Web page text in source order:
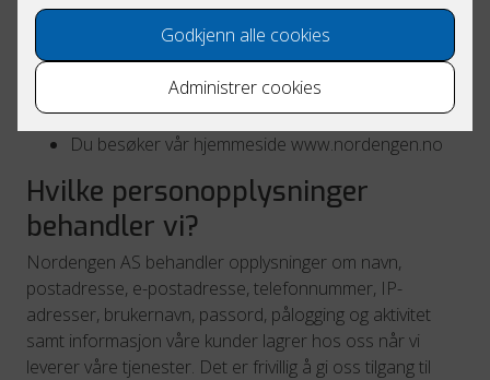
Du har bedt om innsyn etter offentlighetsloven
Du abonnerer på vårt nyhetsbrev
Du har søkt jobb hos oss
Du er journalist og har tatt kontakt med oss for en
uttalelse
Du besøker vår hjemmeside www.nordengen.no
Hvilke personopplysninger
behandler vi?
Nordengen AS behandler opplysninger om navn,
postadresse, e-postadresse, telefonnummer, IP-
adresser, brukernavn, passord, pålogging og aktivitet
samt informasjon våre kunder lagrer hos oss når vi
leverer våre tjenester. Det er frivillig å gi oss tilgang til